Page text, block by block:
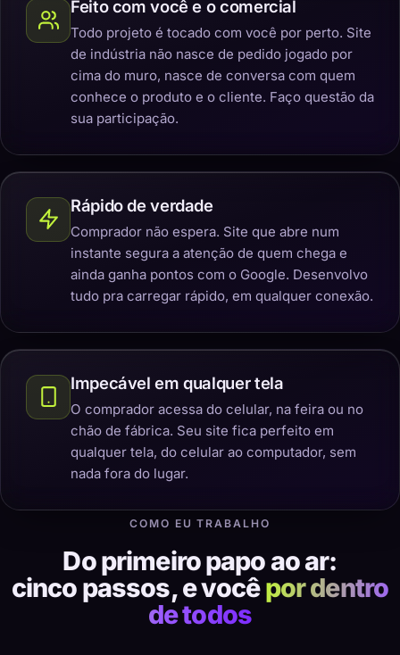
Feito com você e o comercial
Todo projeto é tocado com você por perto. Site
de indústria não nasce de pedido jogado por
cima do muro, nasce de conversa com quem
conhece o produto e o cliente. Faço questão da
sua participação.
Rápido de verdade
Comprador não espera. Site que abre num
instante segura a atenção de quem chega e
ainda ganha pontos com o Google. Desenvolvo
tudo pra carregar rápido, em qualquer conexão.
Impecável em qualquer tela
O comprador acessa do celular, na feira ou no
chão de fábrica. Seu site fica perfeito em
qualquer tela, do celular ao computador, sem
nada fora do lugar.
COMO EU TRABALHO
Do primeiro papo ao ar:
cinco passos, e vocêpor dentro
de todos